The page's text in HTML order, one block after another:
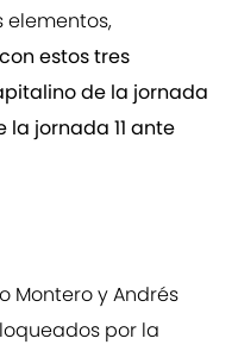
elementos,
estos tres
de la jornada
la jornada 11 ante
Montero y Andrés
por la